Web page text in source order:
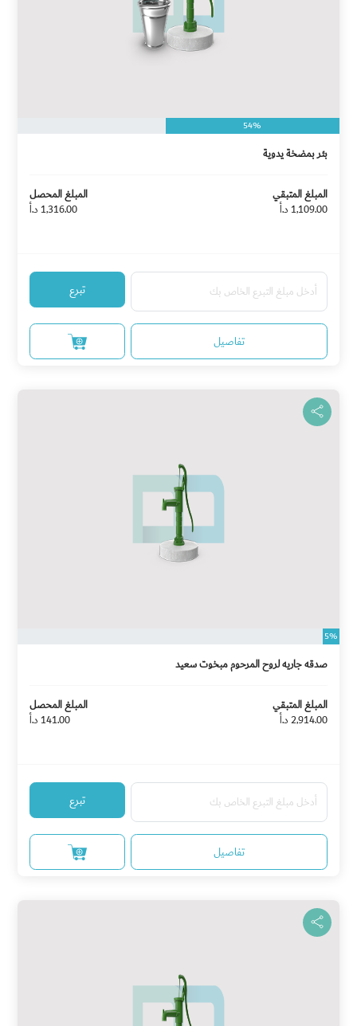
54%
بئر بمضخة يدوية
المبلغ المتبقي
1,109.00 د.أ
المبلغ المحصل
1,316.00 د.أ
تبرع
تفاصيل
5%
صدقه جاريه لروح المرحوم مبخوت سعيد
المبلغ المتبقي
2,914.00 د.أ
المبلغ المحصل
141.00 د.أ
تبرع
تفاصيل